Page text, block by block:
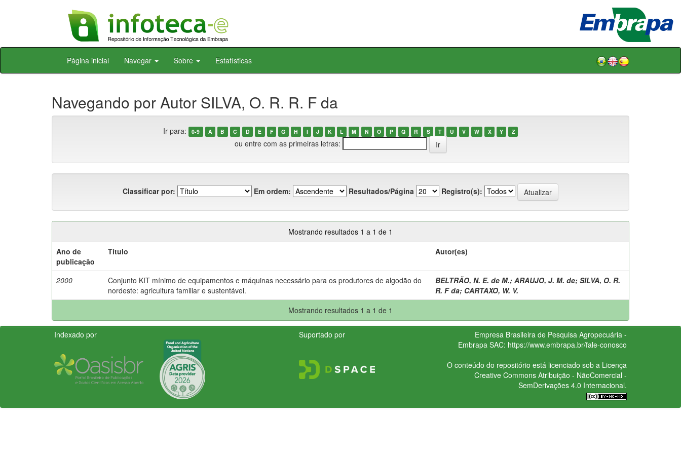
Skip
Página inicial Navegar Sobre Estatísticas
Navegando por Autor SILVA, O. R. R. F da
Ir para: 0-9 A B C D E F G H I J K L M N O P Q R S T U V W X Y Z
ou entre com as primeiras letras:
Classificar por: Em ordem: Resultados/Página Registro(s):
Mostrando resultados 1 a 1 de 1
Ano de
publicação
Título Autor(es)
2000
Conjunto KIT mínimo de equipamentos e máquinas necessário para os produtores de algodão do
nordeste: agricultura familiar e sustentável.
BELTRÃO, N. E. de M.; ARAUJO, J. M. de; SILVA, O. R.
R. F da; CARTAXO, W. V.
Mostrando resultados 1 a 1 de 1
Indexado por Suportado por
Empresa Brasileira de Pesquisa Agropecuária -
Embrapa SAC: https://www.embrapa.br/fale-conosco
O conteúdo do repositório está licenciado sob a Licença
Creative CommonsAtribuição - NãoComercial -
SemDerivações 4.0 Internacional.